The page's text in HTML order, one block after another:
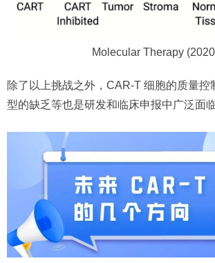
Molecular Therapy
除了以上挑战之外，CAR-T 细胞的质量控
型的缺乏等也是研发和临床申报中广泛面临